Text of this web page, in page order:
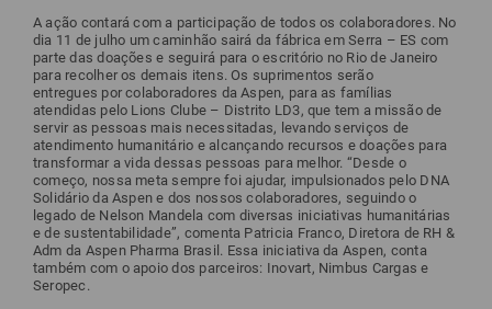
A ação contará com a participação de todos os colaboradores. No
dia 11 de julho um caminhão sairá da fábrica em Serra – ES com
parte das doações e seguirá para o escritório no Rio de Janeiro
para recolher os demais itens. Os suprimentos serão
entregues por colaboradores da Aspen, para as famílias
atendidas pelo Lions Clube – Distrito LD3, que tem a missão de
servir as pessoas mais necessitadas, levando serviços de
atendimento humanitário e alcançando recursos e doações para
transformar a vida dessas pessoas para melhor. “Desde o
começo, nossa meta sempre foi ajudar, impulsionados pelo DNA
Solidário da Aspen e dos nossos colaboradores, seguindo o
legado de Nelson Mandela com diversas iniciativas humanitárias
e de sustentabilidade”, comenta Patricia Franco, Diretora de RH &
Adm da Aspen Pharma Brasil. Essa iniciativa da Aspen, conta
também com o apoio dos parceiros: Inovart, Nimbus Cargas e
Seropec.